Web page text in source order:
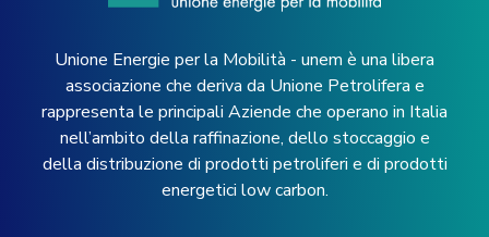
Unione Energie per la Mobilità - unem è una libera
associazione che deriva da Unione Petrolifera e
rappresenta le principali Aziende che operano in Italia
nell’ambito della raffinazione, dello stoccaggio e
della distribuzione di prodotti petroliferi e di prodotti
energetici low carbon.